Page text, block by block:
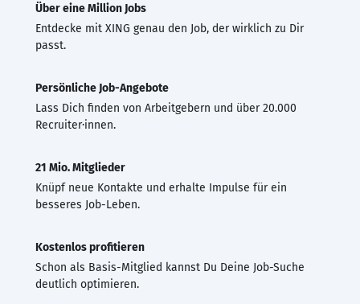
Über eine Million Jobs
Entdecke mit XING genau den Job, der wirklich zu Dir
passt.
Persönliche Job-Angebote
Lass Dich finden von Arbeitgebern und über 20.000
Recruiter·innen.
21 Mio. Mitglieder
Knüpf neue Kontakte und erhalte Impulse für ein
besseres Job-Leben.
Kostenlos profitieren
Schon als Basis-Mitglied kannst Du Deine Job-Suche
deutlich optimieren.